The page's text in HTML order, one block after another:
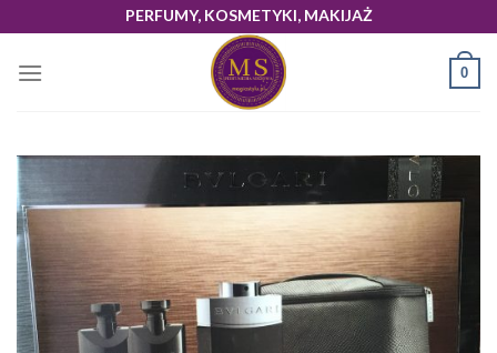
to
content
PERFUMY, KOSMETYKI, MAKIJAŻ
0